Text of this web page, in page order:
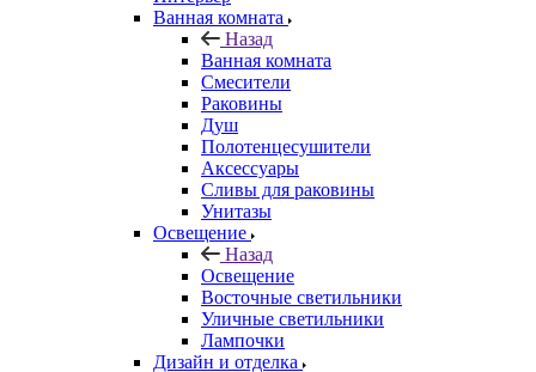
Ванная комната
Назад
Ванная комната
Смесители
Раковины
Душ
Полотенцесушители
Аксессуары
Сливы для раковины
Унитазы
Освещение
Назад
Освещение
Восточные светильники
Уличные светильники
Лампочки
Дизайн и отделка